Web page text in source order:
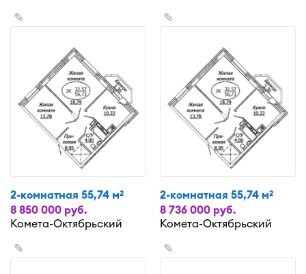
✎
2-комнатная 55,74 м2
8 850 000 руб.
Комета-Октябрьский
✎
2-комнатная 55,74 м2
8 736 000 руб.
Комета-Октябрьский
✎ ✎